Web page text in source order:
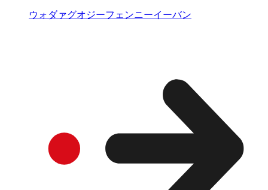
ウォダァグオジーフェンニーイーバン